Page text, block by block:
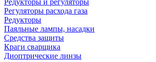
Редукторы и регуляторы
Регуляторы расхода газа
Редукторы
Паяльные лампы, насадки
Средства защиты
Краги сварщика
Диоптрические линзы